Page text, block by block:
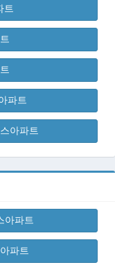
트
파트
아파트
아파트
파트